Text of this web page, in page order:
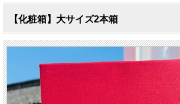
【化粧箱】大サイズ2本箱